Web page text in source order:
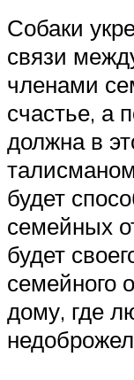
Собаки
связи
членами
счастье, а
должна в
будет
семейных
будет
семейного
дому, где